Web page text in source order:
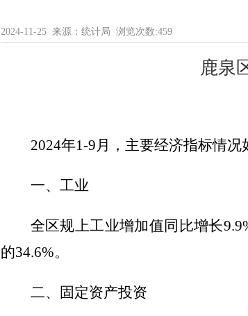
2024-11-25 来源：统计局 浏览次数:459
鹿泉
2024年1-9月 ， 主要经济指标情况
一、 工业
全区规上工业增加值同比增长
的34.6%。
二、固定资产投资